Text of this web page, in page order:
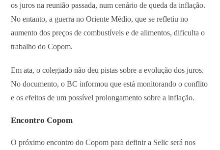
os juros na reunião passada, num cenário de queda da inflação.
No entanto, a guerra no Oriente Médio, que se refletiu no
aumento dos preços de combustíveis e de alimentos, dificulta o
trabalho do Copom.
Em ata, o colegiado não deu pistas sobre a evolução dos juros.
No documento, o BC informou que está monitorando o conflito
e os efeitos de um possível prolongamento sobre a inflação.
Encontro Copom
O próximo encontro do Copom para definir a Selic será nos